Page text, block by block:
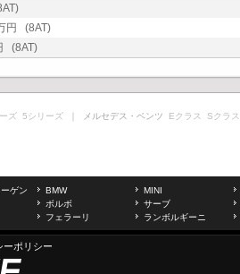
円 (8AT)
(8AT)
ズ 5シリーズ ｜ メルセデス・ベンツ Eクラス Sクラス
ゲン BMW
MINI
ボルボ
サーブ
フェラーリ ランボルギーニ
ーポリシー